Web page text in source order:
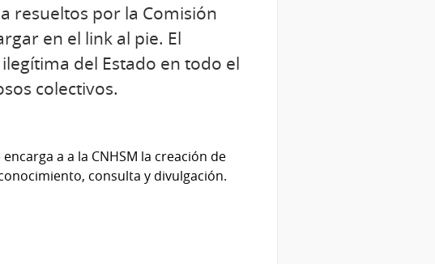
resueltos por la Comisión
en el link al pie. El
del Estado en todo el
colectivos.
a a la CNHSM la creación de
consulta y divulgación.